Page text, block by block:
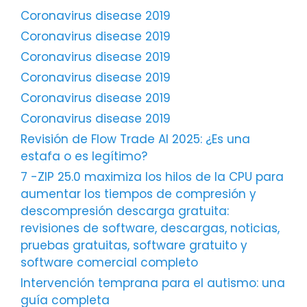
Coronavirus disease 2019
Coronavirus disease 2019
Coronavirus disease 2019
Coronavirus disease 2019
Coronavirus disease 2019
Coronavirus disease 2019
Revisión de Flow Trade AI 2025: ¿Es una
estafa o es legítimo?
7 -ZIP 25.0 maximiza los hilos de la CPU para
aumentar los tiempos de compresión y
descompresión descarga gratuita:
revisiones de software, descargas, noticias,
pruebas gratuitas, software gratuito y
software comercial completo
Intervención temprana para el autismo: una
guía completa